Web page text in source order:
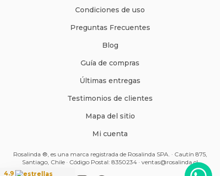
Condiciones de uso
Preguntas Frecuentes
Blog
Guía de compras
Últimas entregas
Testimonios de clientes
Mapa del sitio
Mi cuenta
Rosalinda ®, es una marca registrada de Rosalinda SPA. · Cautín 875,
Santiago, Chile · Código Postal: 8350234 · ventas@rosalinda.cl
4.9